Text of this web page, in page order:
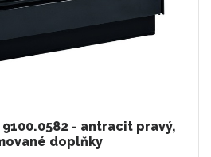
9100.0582 - antracit pravý,
doplňky